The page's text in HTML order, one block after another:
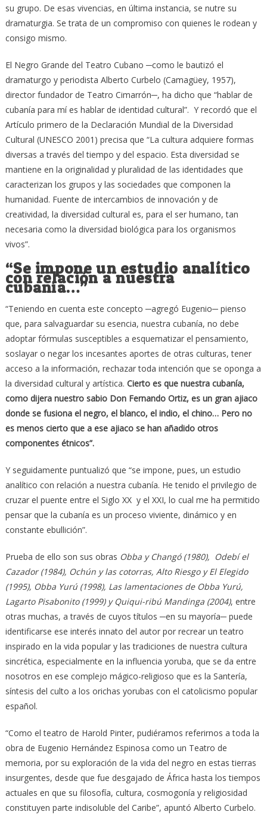
su grupo. De esas vivencias, en última instancia, se nutre su
dramaturgia. Se trata de un compromiso con quienes le rodean y
consigo mismo.
El Negro Grande del Teatro Cubano ─como le bautizó el
dramaturgo y periodista Alberto Curbelo (Camagüey, 1957),
director fundador de Teatro Cimarrón─, ha dicho que “hablar de
cubanía para mí es hablar de identidad cultural”. Y recordó que el
Artículo primero de la Declaración Mundial de la Diversidad
Cultural (UNESCO 2001) precisa que “La cultura adquiere formas
diversas a través del tiempo y del espacio. Esta diversidad se
mantiene en la originalidad y pluralidad de las identidades que
caracterizan los grupos y las sociedades que componen la
humanidad. Fuente de intercambios de innovación y de
creatividad, la diversidad cultural es, para el ser humano, tan
necesaria como la diversidad biológica para los organismos
vivos”.
“Se impone un estudio analítico
con relación a nuestra
cubanía…”
“Teniendo en cuenta este concepto ─agregó Eugenio─ pienso
que, para salvaguardar su esencia, nuestra cubanía, no debe
adoptar fórmulas susceptibles a esquematizar el pensamiento,
soslayar o negar los incesantes aportes de otras culturas, tener
acceso a la información, rechazar toda intención que se oponga a
la diversidad cultural y artística. Cierto es que nuestra cubanía,
como dijera nuestro sabio Don Fernando Ortiz, es un gran ajiaco
donde se fusiona el negro, el blanco, el indio, el chino… Pero no
es menos cierto que a ese ajiaco se han añadido otros
componentes étnicos”.
Y seguidamente puntualizó que “se impone, pues, un estudio
analítico con relación a nuestra cubanía. He tenido el privilegio de
cruzar el puente entre el Siglo XX y el XXI, lo cual me ha permitido
pensar que la cubanía es un proceso viviente, dinámico y en
constante ebullición”.
Prueba de ello son sus obras Obba y Changó (1980), Odebí el
Cazador (1984), Ochún y las cotorras, Alto Riesgo y El Elegido
(1995), Obba Yurú (1998), Las lamentaciones de Obba Yurú,
Lagarto Pisabonito (1999) y Quiqui-ribú Mandinga (2004), entre
otras muchas, a través de cuyos títulos ─en su mayoría─ puede
identificarse ese interés innato del autor por recrear un teatro
inspirado en la vida popular y las tradiciones de nuestra cultura
sincrética, especialmente en la influencia yoruba, que se da entre
nosotros en ese complejo mágico-religioso que es la Santería,
síntesis del culto a los orichas yorubas con el catolicismo popular
español.
“Como el teatro de Harold Pinter, pudiéramos referirnos a toda la
obra de Eugenio Hernández Espinosa como un Teatro de
memoria, por su exploración de la vida del negro en estas tierras
insurgentes, desde que fue desgajado de África hasta los tiempos
actuales en que su filosofía, cultura, cosmogonía y religiosidad
constituyen parte indisoluble del Caribe”, apuntó Alberto Curbelo.